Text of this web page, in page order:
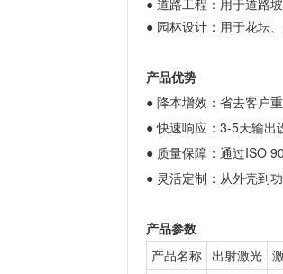
● 道路工程：用于道路
● 园林设计：用于花坛
产品优势
● 降本增效：省去客户
● 快速响应：3-5天输出
● 质量保障：通过ISO
● 灵活定制：从外壳到
产品参数
产品名称
出射激光